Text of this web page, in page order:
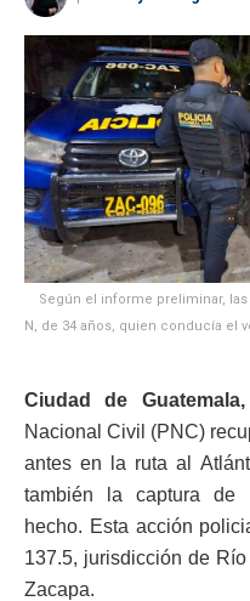
Según el informe preliminar,
N, de 34 años, quien conducía el
Ciudad de
Nacional Civil (PNC)
antes en la ruta al
también la captura de
hecho. Esta acción
137.5, jurisdicción de
Zacapa.